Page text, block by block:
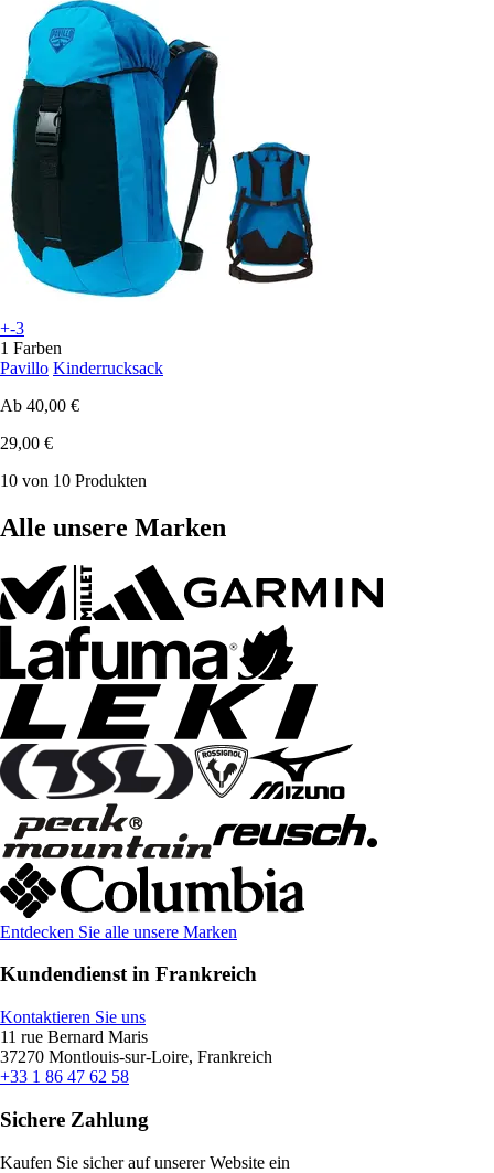
+-3
1 Farben
Pavillo Kinderrucksack
Ab 40,00 €
29,00 €
10 von 10 Produkten
Alle unsere Marken
Entdecken Sie alle unsere Marken
Kundendienst in Frankreich
Kontaktieren Sie uns
11 rue Bernard Maris
37270 Montlouis-sur-Loire, Frankreich
+33 1 86 47 62 58
Sichere Zahlung
Kaufen Sie sicher auf unserer Website ein